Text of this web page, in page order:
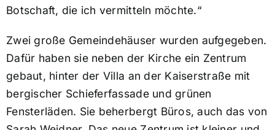
Botschaft, die ich vermitteln möchte.“
Zwei große Gemeindehäuser wurden aufgegeben.
Dafür haben sie neben der Kirche ein Zentrum
gebaut, hinter der Villa an der Kaiserstraße mit
bergischer Schieferfassade und grünen
Fensterläden. Sie beherbergt Büros, auch das von